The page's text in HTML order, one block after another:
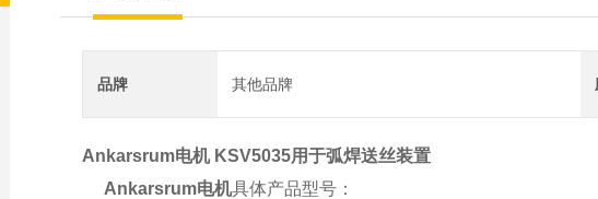
品牌 其他品牌
Ankarsrum电机 KSV5035用于弧焊送丝装置
Ankarsrum电机具体产品型号：